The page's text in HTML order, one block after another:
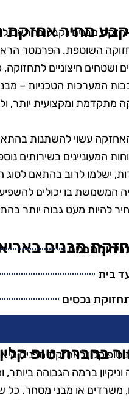
מחיר אחזקת
מבנים נקבע בהתאם
השוטפת. הפרמטר
ושטחים חיצוניים
המערכות הטכניות –
מתקדמת ומקצועית יותר,
עשוי להשתנות
המעוניינים בשירותים
ישלמו לרוב בהתאם
המשמשת בו יכולים
להיות מעט גבוה יותר
מבנים
מבנים
בית
נכסים
בחברת טופ
קלין לאחזקת מבנים היא
ברמה הגבוהה
משרדים או מבני מסחר.
היה
אין